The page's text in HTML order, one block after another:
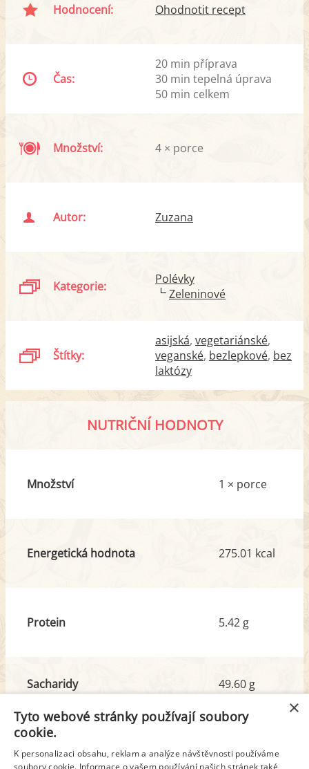
Hodnocení: Ohodnotit recept
Čas:
20 min příprava
30 min tepelná úprava
50 min celkem
Množství: 4 × porce
Autor: Zuzana
Kategorie:
Polévky
Zeleninové
Štítky:
asijská vegetariánské
veganské bezlepkové bez
laktózy
NUTRIČNÍ HODNOTY
Množství 1 × porce
Energetická hodnota 275.01 kcal
Protein 5.42 g
Sacharidy
49.60 g
Tuk
4.42 g
×
Tyto webové stránky používají soubory
cookie.
K personalizaci obsahu, reklam a analýze návštěvnosti používáme
soubory cookie. Informace o vašem používání našich stránek také